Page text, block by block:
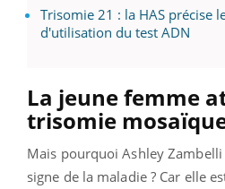
Trisomie 21 : la HAS précise
d'utilisation du test ADN
La jeune femme
trisomie
Mais pourquoi Ashley
signe de la maladie ? Car elle